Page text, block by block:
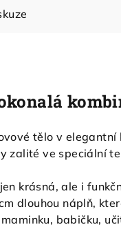
tělo v elegantní
zalité ve speciální
krásná, ale i
dlouhou náplň,
babičku,